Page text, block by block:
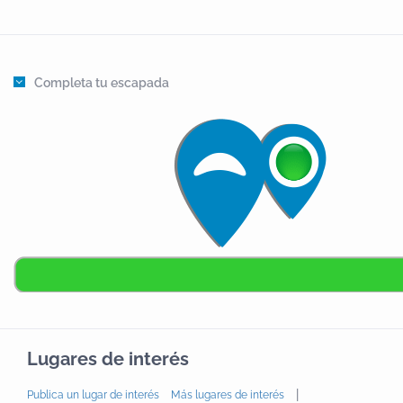
fecundidad invade cada rincón, todo parece crecer
te sorprenderá por su riqueza natural. Cualquier
camino te encontrará cara a cara con la diverdidad
de este medio: ciervos, corzos, zorros por el monte y
águilas, halcones o buitres en cielo.Tenemos una gran
variedad de ecosistemas dentro de la propia finca. El
pequeño bosque de alcornoques se une a espacios
Perderse, o si...Pantano del Cancho del FresnoRecoge
Completa tu escapada
Lugares de interés
Publica un lugar de interés Más lugares de interés